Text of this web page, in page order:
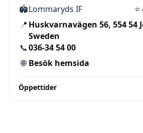
🏟️Lommaryds IF ⭐
📍 Huskvarnavägen 56, 554 54
Sweden
📞036-34 54 00
🌐 Besök hemsida
Öppettider